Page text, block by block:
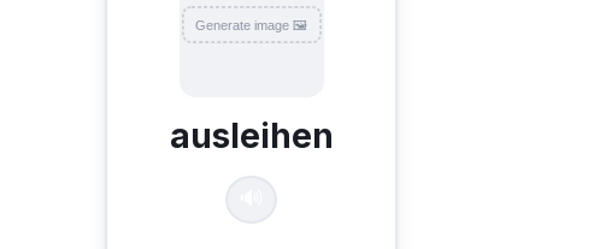
🖼 Generate image
ausleihen